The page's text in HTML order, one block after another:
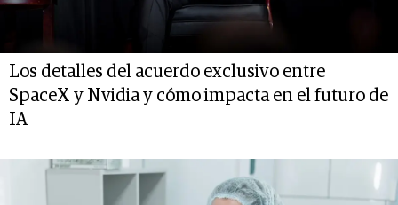
Los detalles del acuerdo exclusivo entre
SpaceX y Nvidia y cómo impacta en el futuro de
IA